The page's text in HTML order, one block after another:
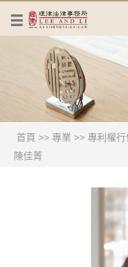
首頁 >> 專業 >> 專利權
陳佳菁